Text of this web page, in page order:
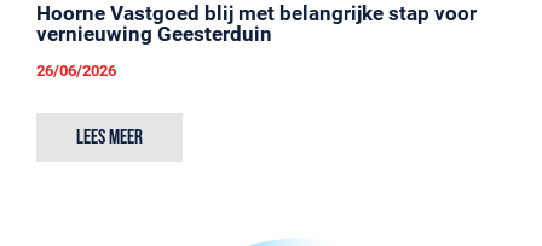
Hoorne Vastgoed blij met belangrijke stap voor
vernieuwing Geesterduin
26/06/2026
Lees meer